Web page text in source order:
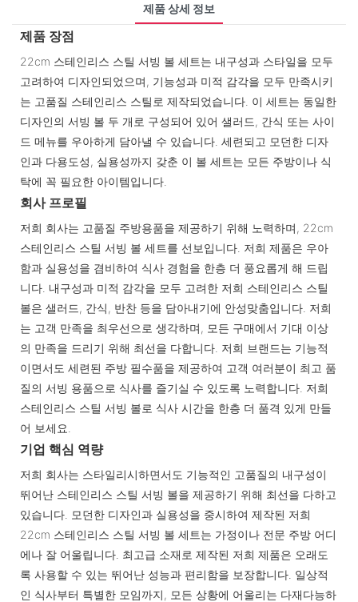
제품 상세 정보
제품 장점
22cm 스테인리스 스틸 서빙 볼 세트는 내구성과 스타일을 모두
고려하여 디자인되었으며, 기능성과 미적 감각을 모두 만족시키
는 고품질 스테인리스 스틸로 제작되었습니다. 이 세트는 동일한
디자인의 서빙 볼 두 개로 구성되어 있어 샐러드, 간식 또는 사이
드 메뉴를 우아하게 담아낼 수 있습니다. 세련되고 모던한 디자
인과 다용도성, 실용성까지 갖춘 이 볼 세트는 모든 주방이나 식
탁에 꼭 필요한 아이템입니다.
회사 프로필
저희 회사는 고품질 주방용품을 제공하기 위해 노력하며, 22cm
스테인리스 스틸 서빙 볼 세트를 선보입니다. 저희 제품은 우아
함과 실용성을 겸비하여 식사 경험을 한층 더 풍요롭게 해 드립
니다. 내구성과 미적 감각을 모두 고려한 저희 스테인리스 스틸
볼은 샐러드, 간식, 반찬 등을 담아내기에 안성맞춤입니다. 저희
는 고객 만족을 최우선으로 생각하며, 모든 구매에서 기대 이상
의 만족을 드리기 위해 최선을 다합니다. 저희 브랜드는 기능적
이면서도 세련된 주방 필수품을 제공하여 고객 여러분이 최고 품
질의 서빙 용품으로 식사를 즐기실 수 있도록 노력합니다. 저희
스테인리스 스틸 서빙 볼로 식사 시간을 한층 더 품격 있게 만들
어 보세요.
기업 핵심 역량
저희 회사는 스타일리시하면서도 기능적인 고품질의 내구성이
뛰어난 스테인리스 스틸 서빙 볼을 제공하기 위해 최선을 다하고
있습니다. 모던한 디자인과 실용성을 중시하여 제작된 저희
22cm 스테인리스 스틸 서빙 볼 세트는 가정이나 전문 주방 어디
에나 잘 어울립니다. 최고급 소재로 제작된 저희 제품은 오래도
록 사용할 수 있는 뛰어난 성능과 편리함을 보장합니다. 일상적
인 식사부터 특별한 모임까지, 모든 상황에 어울리는 다재다능하